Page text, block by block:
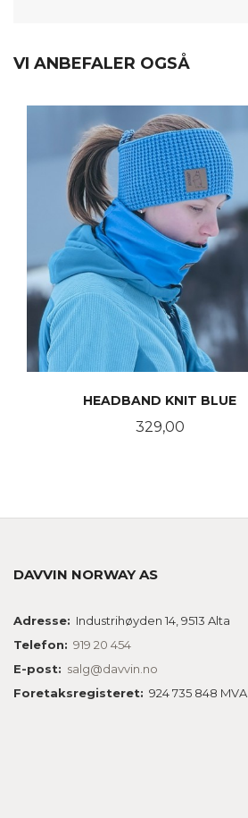
VI ANBEFALER OGSÅ
HEADBAND KNIT BLUE
Pris
329,00
DAVVIN NORWAY AS
Adresse: Industrihøyden 14, 9513 Alta
Telefon: 919 20 454
E-post: salg@davvin.no
Foretaksregisteret: 924 735 848 MVA